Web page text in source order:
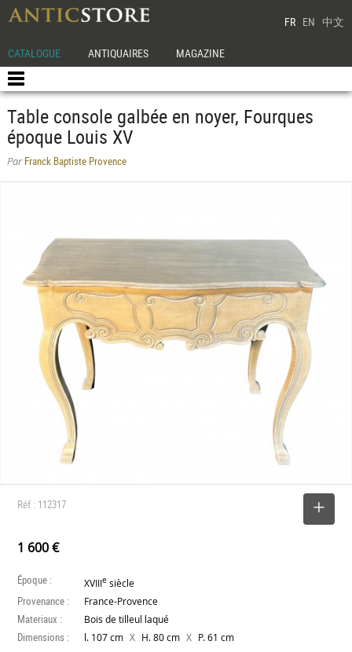
FR EN 中文
CATALOGUE ANTIQUAIRES MAGAZINE
Table console galbée en noyer, Fourques
époque Louis XV
ParFranck Baptiste Provence
Réf : 112317
1 600 €
Époque : XVIIIe siècle
Provenance : France-Provence
Materiaux : Bois de tilleul laqué
Dimensions : l. 107 cm X H. 80 cm X P. 61 cm